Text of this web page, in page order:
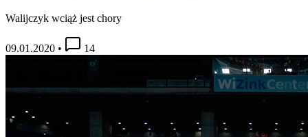
Walijczyk wciąż jest chory
09.01.2020 • 14